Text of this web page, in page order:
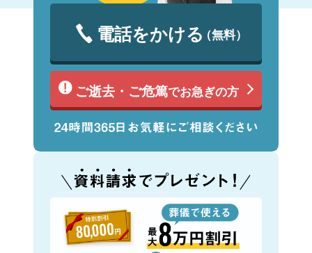
電話をかける（無料）
ご逝去・ご危篤でお急ぎの方